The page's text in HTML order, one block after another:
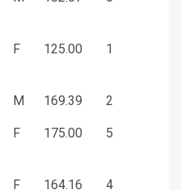
F 125.00 1
M 169.39 2
F 175.00 5
F 164.16 4